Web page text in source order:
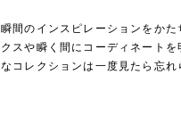
瞬間のインスピレーションをか
クスや瞬く間にコーディネート
なコレクションは一度見たら忘れ